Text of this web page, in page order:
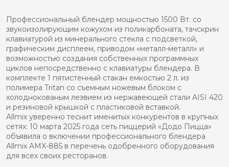
одним
стаканом
2
л.
Профессиональный блендер мощностью 1500 Вт. со
звукоизолирующим кожухом из поликарбоната, тачскрин
клавиатурой из минерального стекла с подсветкой,
графическим дисплеем, приводом «металл-металл» и
возможностью создания собственных программных
циклов непосредственно с клавиатуры блендера. В
комплекте 1 пятистенный стакан емкостью 2 л. из
полимера Tritan со съемным ножевым блоком с
холоднокованым лезвием из нержавеющей стали AISI 420
и резиновой крышкой с пластиковой вставкой.
Allmix уверенно теснит именитых конкурентов в крупных
сетях: 10 марта 2025 года сеть пиццерий «Додо Пицца»
объявила о включении профессионального блендера
Allmix AMX-885 в перечень одобренного оборудования
для всех своих ресторанов.